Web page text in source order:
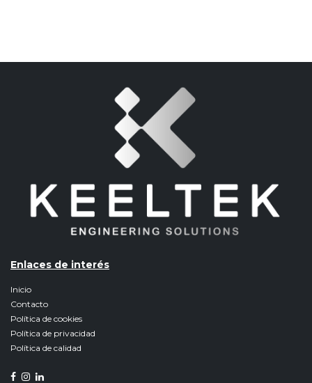
Enlaces de interés
Inicio
Contacto
Política de cookies
Política de privacidad
Política de calidad